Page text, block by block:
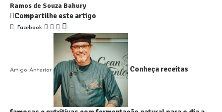
Ramos de Souza Bahury
Compartilhe este artigo
Facebook
Artigo Anterior Conheça receitas